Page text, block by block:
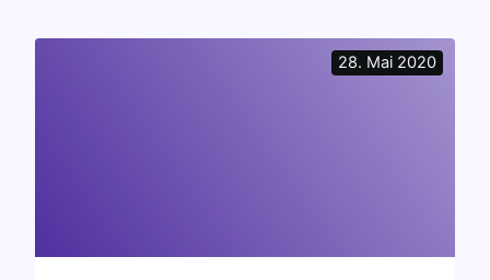
28. Mai 2020